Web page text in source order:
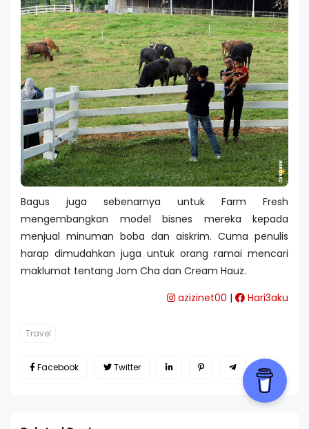
Bagus juga sebenarnya untuk Farm Fresh
mengembangkan model bisnes mereka kepada
menjual minuman boba dan aiskrim. Cuma penulis
harap dimudahkan juga untuk orang ramai mencari
maklumat tentang Jom Cha dan Cream Hauz.
azizinet00 | Hari3aku
Travel
Facebook Twitter